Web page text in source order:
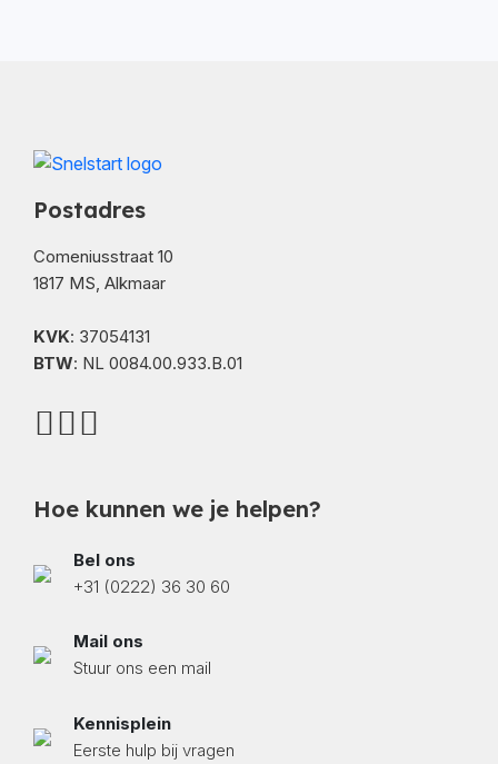
Postadres
Comeniusstraat 10
1817 MS, Alkmaar
KVK: 37054131
BTW: NL 0084.00.933.B.01
Hoe kunnen we je helpen?
Bel ons
+31 (0222) 36 30 60
Mail ons
Stuur ons een mail
Kennisplein
Eerste hulp bij vragen